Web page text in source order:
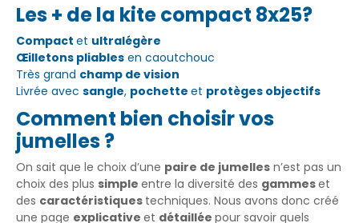
Les + de la kite compact 8x25?
Compact et ultralégère
Œilletons pliables en caoutchouc
Très grand champ de vision
Livrée avec sangle, pochette et protèges objectifs
Comment bien choisir vos
jumelles ?
On sait que le choix d’une paire de jumelles n’est pas un
choix des plus simple entre la diversité des gammeset
des caractéristiques techniques. Nous avons donc créé
une page explicative et détaillée pour savoir quels